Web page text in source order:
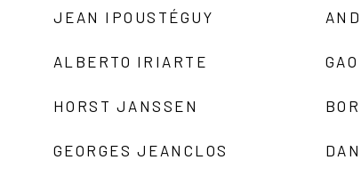
JEAN IPOUSTÉGUY
ALBERTO IRIARTE
HORST JANSSEN
GEORGES JEANCLOS